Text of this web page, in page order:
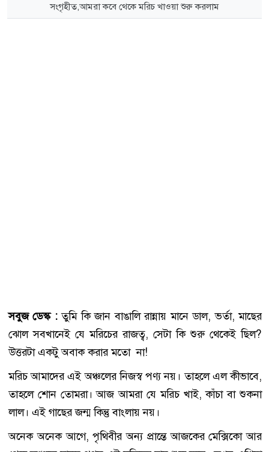
সংগৃহীত,আমরা কবে থেকে মরিচ খাওয়া শুরু করলাম
সবুজ ডেস্ক :তুমি কি জান বাঙালি রান্নায় মানে ডাল, ভর্তা, মাছের
ঝোল সবখানেই যে মরিচের রাজত্ব, সেটা কি শুরু থেকেই ছিল?
উত্তরটা একটু অবাক করার মতো না!
মরিচ আমাদের এই অঞ্চলের নিজস্ব পণ্য নয়। তাহলে এল কীভাবে,
তাহলে শোন তোমরা। আজ আমরা যে মরিচ খাই, কাঁচা বা শুকনা
লাল। এই গাছের জন্ম কিন্তু বাংলায় নয়।
অনেক অনেক আগে, পৃথিবীর অন্য প্রান্তে আজকের মেক্সিকো আর